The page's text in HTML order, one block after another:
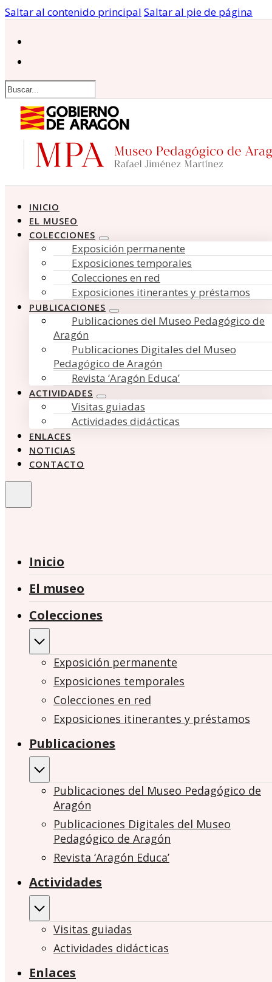
Saltar al contenido principal Saltar al pie de página
Buscar
INICIO
EL MUSEO
COLECCIONES
Exposición permanente
Exposiciones temporales
Colecciones en red
Exposiciones itinerantes y préstamos
PUBLICACIONES
Publicaciones del Museo Pedagógico de
Aragón
Publicaciones Digitales del Museo
Pedagógico de Aragón
Revista ‘Aragón Educa’
ACTIVIDADES
Visitas guiadas
Actividades didácticas
ENLACES
NOTICIAS
CONTACTO
Inicio
El museo
Colecciones
Exposición permanente
Exposiciones temporales
Colecciones en red
Exposiciones itinerantes y préstamos
Publicaciones
Publicaciones del Museo Pedagógico de
Aragón
Publicaciones Digitales del Museo
Pedagógico de Aragón
Revista ‘Aragón Educa’
Actividades
Visitas guiadas
Actividades didácticas
Enlaces